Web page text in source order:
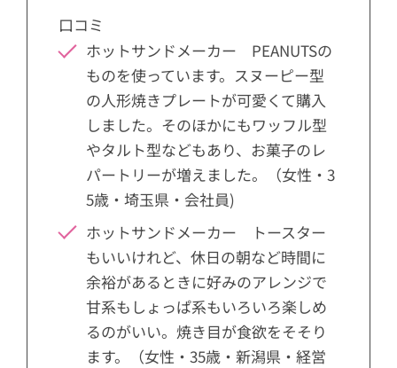
口コミ
ホットサンドメーカー PEANUTSの
ものを使っています。スヌーピー型
の人形焼きプレートが可愛くて購入
しました。そのほかにもワッフル型
やタルト型などもあり、お菓子のレ
パートリーが増えました。（女性・3
5歳・埼玉県・会社員)
ホットサンドメーカー トースター
もいいけれど、休日の朝など時間に
余裕があるときに好みのアレンジで
甘系もしょっぱ系もいろいろ楽しめ
るのがいい。焼き目が食欲をそそり
ます。（女性・35歳・新潟県・経営